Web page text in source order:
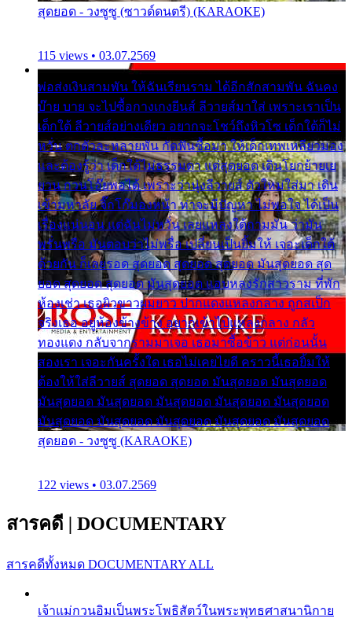
สุดยอด - วงซูซู (ซาวด์ดนตรี) (KARAOKE)
115 views • 03.07.2569
พ่อส่งเงินสามพัน ให้ฉันเรียนราม ได้อีกสักสามพัน ฉันคง
บ๊าย บาย จะไปซื้อกางเกงยีนส์ ลีวายส์มาใส่ เพราะเราเป็น
เด็กใต้ ลีวายส์อย่างเดียว อยากจะโชว์ถึงหิวโซ เด็กใต้ก็ไม่
หวั่น ตกตัวละหลายพัน กัดฟันซื้อมา ให้เด็กเทพเหลียวมอง
และต้องรู้ว่า เด็กใต้ไม่ธรรมดา แต่สุดยอด เดินโยกย้ายเย
ยวน กวนโอ๊ยพอได้ เพราะว่านุ่งลีวายส์ ตัวใหม่ใส่มา เดิน
เข้ามหาลัย จิ๊กโก๊มองหน้า ท่าจะมีปัญหา ไม่พอใจ ได้เป็น
เรื่องแน่นอน แต่ฉันไม่หวั่น เลยแหลงใต้ถามมัน ว่ามัน
พรั่นพรือ มันตอบว่าไม่พรื่อ เปลี่ยนเป็นยิ้มให้ เจอะเด็กใต้
ด้วยกัน ก็เลยรอด สุดยอด สุดยอด สุดยอด มันสุดยอด สุด
ยอด สุดยอด สุดยอด มันสุดยอด แอบหลงรักสาวราม ที่พัก
ห้องเช่า เธอผิวขาวผมยาว ปากแดงแหลงกลาง ถูกสเป็ก
จริงเธอ อยู่ห้องข้างข้าง อยากเข้าไปแหลงกลาง กลัว
ทองแดง กลับจากรามมาเจอ เธอมาซื้อข้าว แต่ก่อนนั้น
สองเรา เจอะกันครั้งใด เธอไม่เคยไยดี คราวนี้เธอยิ้มให้
ต้องให้ใส่ลีวายส์ สุดยอด สุดยอด มันสุดยอด มันสุดยอด
มันสุดยอด มันสุดยอด มันสุดยอด มันสุดยอด มันสุดยอด
มันสุดยอด มันสุดยอด มันสุดยอด มันสุดยอด มันสุดยอด
สุดยอด - วงซูซู (KARAOKE)
122 views • 03.07.2569
สารคดี | DOCUMENTARY
สารคดีทั้งหมด DOCUMENTARY ALL
เจ้าแม่กวนอิมเป็นพระโพธิสัตว์ในพระพุทธศาสนานิกาย